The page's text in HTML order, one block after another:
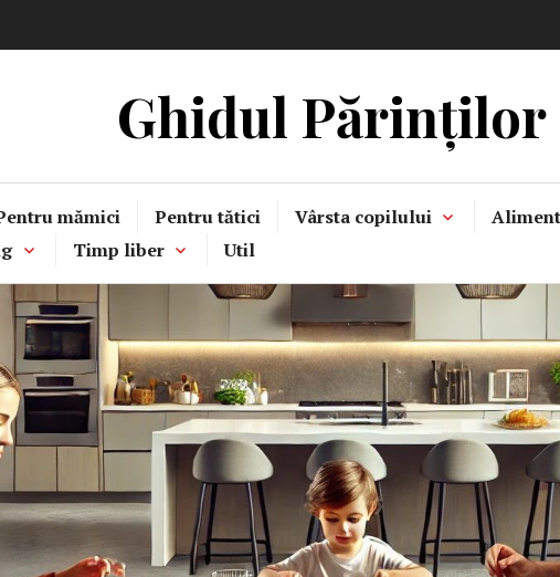
Ghidul Părinților
mămici Pentru tătici Vârsta copilului
Timp liber Util